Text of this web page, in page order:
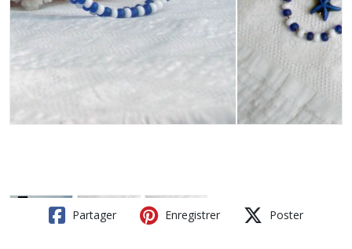
Partager Enregistrer Poster